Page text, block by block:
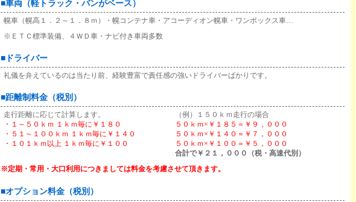
■車両（軽トラック・バンがベース）
幌車（幌高１．２～１．８ｍ）・幌コンテナ車・アコーディオン幌車・ワンボックス車…
※ＥＴＣ標準装備、４ＷＤ車・ナビ付き車両多数
■ドライバー
礼儀を弁えているのは当たり前、経験豊富で責任感の強いドライバーばかりです。
■距離制料金（税別）
走行距離に応じて計算します。
・１～５０ｋｍ １ｋｍ毎に￥１８０
・５１～１００ｋｍ １ｋｍ毎に￥１４０
・１０１ｋｍ以上 １ｋｍ毎に￥１００
（例）１５０ｋｍ走行の場合
５０ｋｍ×￥１８５＝￥９，０００
５０ｋｍ×￥１４０＝￥７，０００
５０ｋｍ×￥１００＝￥５，０００
合計で￥２１，０００（税・高速代別）
※定期・常用・大口利用につきましては料金を考慮させて頂きます。
■オプション料金（税別）